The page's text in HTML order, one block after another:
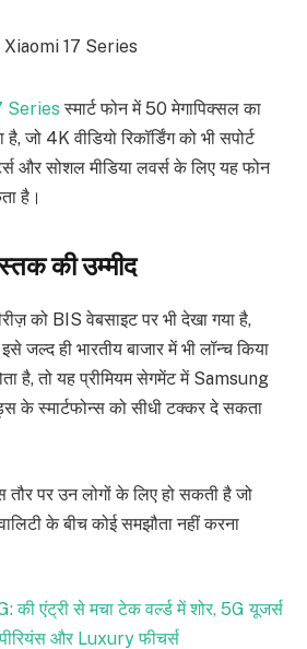
Series स्मार्ट फोन में 50 मेगापिक्सल का
जो 4K वीडियो रिकॉर्डिंग को भी सपोर्ट
और सोशल मीडिया लवर्स के लिए यह फोन
है।
की उम्मीद
को BIS वेबसाइट पर भी देखा गया है,
जल्द ही भारतीय बाजार में भी लॉन्च किया
है, तो यह प्रीमियम सेगमेंट में Samsung
स्मार्टफोन्स को सीधी टक्कर दे सकता
पर उन लोगों के लिए हो सकती है जो
के बीच कोई समझौता नहीं करना
की एंट्री से मचा टेक वर्ल्ड में शोर, 5G यूजर्स
और Luxury फीचर्स